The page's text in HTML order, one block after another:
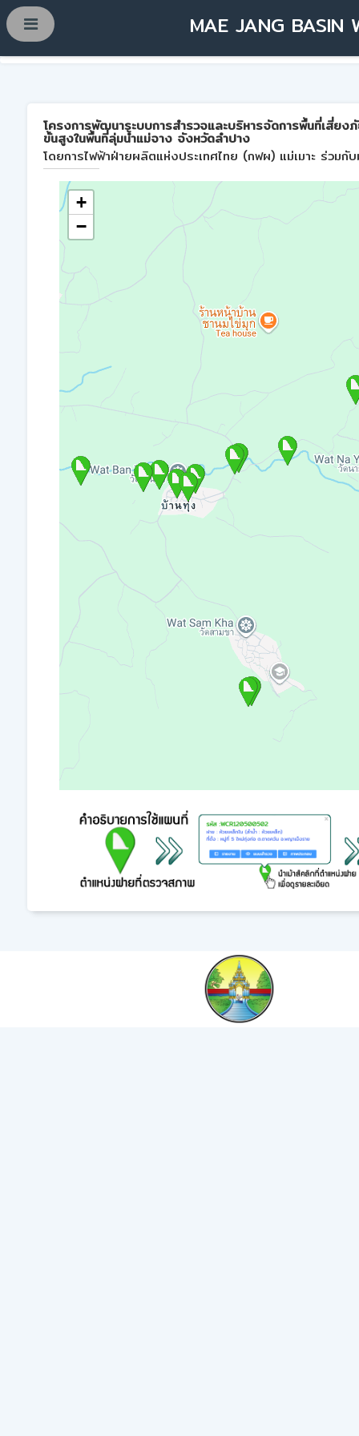
MAE JANG BASIN
โครงการพัฒนาระบบการสำรวจและบริหารจัดการพื้นที่เสี่ย
ขั้นสูงในพื้นที่ลุ่มน้ำแม่จาง จังหวัดลำปาง
โดยการไฟฟ้าฝ่ายผลิตแห่งประเทศไทย (กฟผ) แม่เมาะ ร่วมกั
+
−